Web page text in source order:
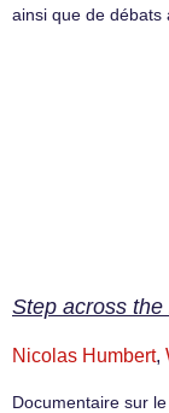
ainsi que de débats
Step across the
Nicolas Humbert,
Documentaire sur